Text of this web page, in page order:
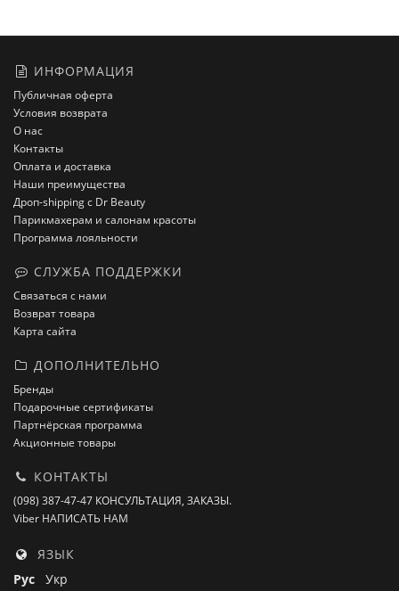
ИНФОРМАЦИЯ
Публичная оферта
Условия возврата
О нас
Контакты
Оплата и доставка
Наши преимущества
Дроп-shipping с Dr Beauty
Парикмахерам и салонам красоты
Программа лояльности
СЛУЖБА ПОДДЕРЖКИ
Связаться с нами
Возврат товара
Карта сайта
ДОПОЛНИТЕЛЬНО
Бренды
Подарочные сертификаты
Партнёрская программа
Акционные товары
КОНТАКТЫ
(098) 387-47-47 КОНСУЛЬТАЦИЯ, ЗАКАЗЫ.
Viber НАПИСАТЬ НАМ
ЯЗЫК
Рус Укр